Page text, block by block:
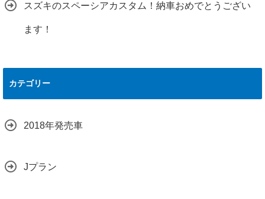
スズキのスペーシアカスタム！納車おめでとうござい
ます！
カテゴリー
2018年発売車
Jプラン